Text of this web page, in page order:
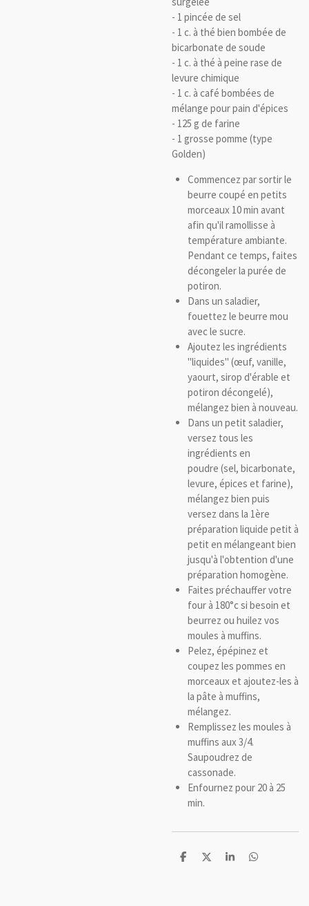
- 1 pincée de sel
- 1 c. à thé bien bombée de
bicarbonate de soude
- 1 c. à thé à peine rase de
levure chimique
- 1 c. à café bombées de
mélange pour pain d'épices
- 125 g de farine
- 1 grosse pomme (type
Golden)
Commencez par sortir le
beurre coupé en petits
morceaux 10 min avant
afin qu'il ramollisse à
température ambiante.
Pendant ce temps, faites
décongeler la purée de
potiron.
Dans un saladier,
fouettez le beurre mou
avec le sucre.
Ajoutez les ingrédients
"liquides" (œuf, vanille,
yaourt, sirop d'érable et
potiron décongelé),
mélangez bien à nouveau.
Dans un petit saladier,
versez tous les
ingrédients en
poudre (sel, bicarbonate,
levure, épices et farine),
mélangez bien puis
versez dans la 1ère
préparation liquide petit à
petit en mélangeant bien
jusqu'à l'obtention d'une
préparation homogène.
Faites préchauffer votre
four à 180°c si besoin et
beurrez ou huilez vos
moules à muffins.
Pelez, épépinez et
coupez les pommes en
morceaux et ajoutez-les à
la pâte à muffins,
mélangez.
Remplissez les moules à
muffins aux 3/4.
Saupoudrez de
cassonade.
Enfournez pour 20 à 25
min.
P
P
P
P